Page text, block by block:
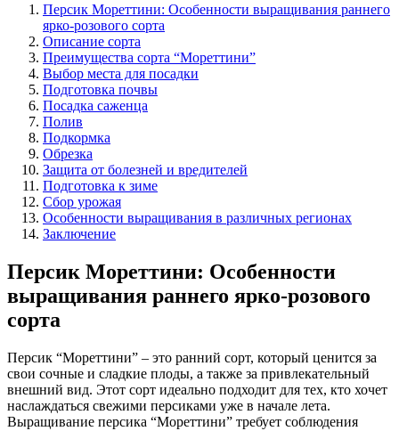
Персик Мореттини: Особенности выращивания раннего
ярко-розового сорта
Описание сорта
Преимущества сорта “Мореттини”
Выбор места для посадки
Подготовка почвы
Посадка саженца
Полив
Подкормка
Обрезка
Защита от болезней и вредителей
Подготовка к зиме
Сбор урожая
Особенности выращивания в различных регионах
Заключение
Персик Мореттини: Особенности
выращивания раннего ярко-розового
сорта
Персик “Мореттини” – это ранний сорт, который ценится за
свои сочные и сладкие плоды, а также за привлекательный
внешний вид. Этот сорт идеально подходит для тех, кто хочет
наслаждаться свежими персиками уже в начале лета.
Выращивание персика “Мореттини” требует соблюдения